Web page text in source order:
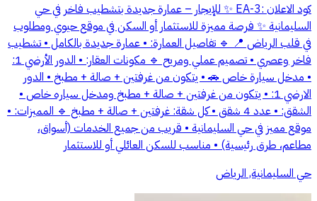
كود الاعلان :EA-3 ✨ للإيجار – عمارة جديدة بتشطيب فاخر في حي
السليمانية ✨ فرصة مميزة للاستثمار أو السكن في موقع حيوي ومطلوب
في قلب الرياض 📍 🔹 تفاصيل العمارة: • عمارة جديدة بالكامل • تشطيب
فاخر وعصري • تصميم عملي ومريح 🔹 مكونات العقار: • الدور الأرضي 1:
• مدخل سيارة خاص 🚗 • يتكون من غرفتين + صالة + مطبخ • الدور
الارضي 1: • يتكون من غرفتين + صالة + مطبخ ومدخل سياره خاص •
الشقق: • عدد 4 شقق • كل شقة: غرفتين + صالة + مطبخ 🔹 المميزات: •
موقع مميز في حي السليمانية • قريب من جميع الخدمات (أسواق،
مطاعم، طرق رئيسية) • مناسب للسكن العائلي أو للاستثمار
حي السليمانية, الرياض